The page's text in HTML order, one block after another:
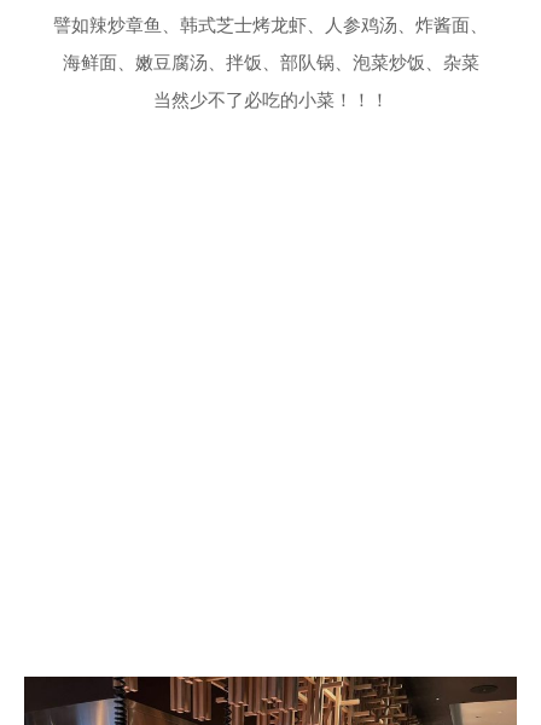
譬如辣炒章鱼、韩式芝士烤龙虾、人参鸡汤、炸酱面、
海鲜面、嫩豆腐汤、拌饭、部队锅、泡菜炒饭、杂菜
当然少不了必吃的小菜！！！